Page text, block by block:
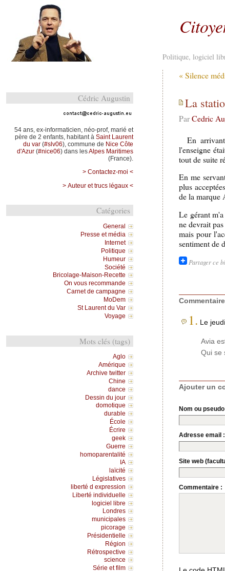
Politique, logiciel
« Silence
La
ParCedric
En
l'enseigne
tout de suite
En me
plus
de la marque
Le gérant
ne devrait
mais pour
sentiment de
Partager ce
1. Le
Avia
Qui se
Ajouter un
Nom ou
Adresse email :
Site web
Commentaire :
Cédric Augustin
54 ans, ex-informaticien, néo-prof, marié et
père de 2 enfants, habitant àSaint Laurent
du var (#slv06), commune de Nice Côte
d'Azur (#nice06) dans lesAlpes Maritimes
(France).
> Contactez-moi <
> Auteur et trucs légaux <
Catégories
General
Presse et média
Internet
Politique
Humeur
Société
Bricolage-Maison-Recette
On vous recommande
Carnet de campagne
MoDem
St Laurent du Var
Voyage
Mots clés (tags)
Aglo
Amérique
Archive twitter
Chine
dance
Dessin du jour
domotique
durable
École
Écrire
geek
Guerre
homoparentalité
IA
laïcité
Législatives
liberté d expression
Liberté individuelle
logiciel libre
Londres
municipales
picorage
Présidentielle
Région
Rétrospective
science
Série et film